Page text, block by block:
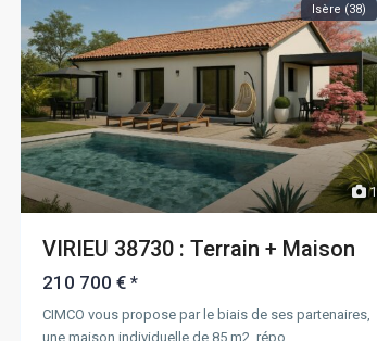
1
Isère (38)
VIRIEU 38730 : Terrain + Maison
210 700 € *
CIMCO vous propose par le biais de ses partenaires,
une maison individuelle de 85 m2, répo